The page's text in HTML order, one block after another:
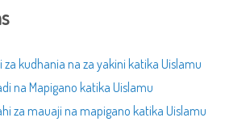
kudhania na za yakini katika Uislamu
na Mapigano katika Uislamu
za mauaji na mapigano katika Uislamu